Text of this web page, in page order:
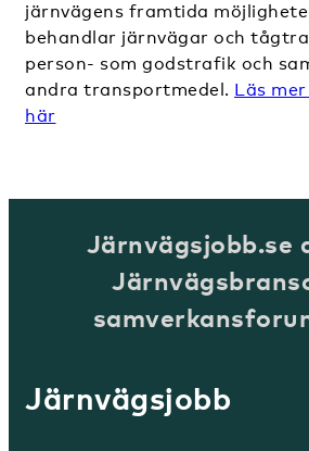
järnvägens framtida
behandlar järnvägar och
person- som godstrafik och
andra transportmedel. Läs
här
Järnvägsjobb.se
Järnvägsjobb